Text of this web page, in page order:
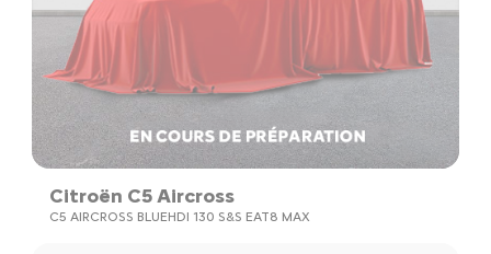
Citroën C5 Aircross
C5 AIRCROSS BLUEHDI 130 S&S EAT8 MAX